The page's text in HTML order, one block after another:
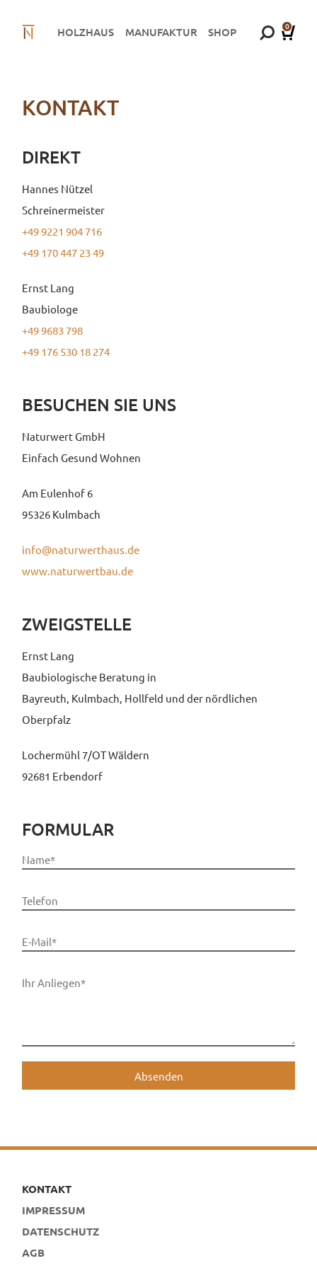
HOLZHAUS MANUFAKTUR SHOP 0
KONTAKT
DIREKT
Hannes Nützel
Schreinermeister
+49 9221 904 716
+49 170 447 23 49
Ernst Lang
Baubiologe
+49 9683 798
+49 176 530 18 274
BESUCHEN SIE UNS
Naturwert GmbH
Einfach Gesund Wohnen
Am Eulenhof 6
95326 Kulmbach
info@naturwerthaus.de
www.naturwertbau.de
ZWEIGSTELLE
Ernst Lang
Baubiologische Beratung in
Bayreuth, Kulmbach, Hollfeld und der nördlichen
Oberpfalz
Lochermühl 7/OT Wäldern
92681 Erbendorf
FORMULAR
Absenden
KONTAKT
IMPRESSUM
DATENSCHUTZ
AGB